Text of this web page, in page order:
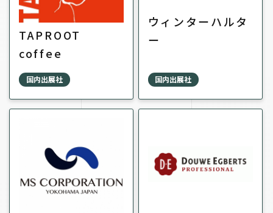
TAPROOT
coffee
roasters
国内出展社
ウィンターハルタ
ー
国内出展社